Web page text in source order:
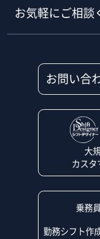
お気軽にご相談
お問い合
大
カスタ
乗務
勤務シフト作